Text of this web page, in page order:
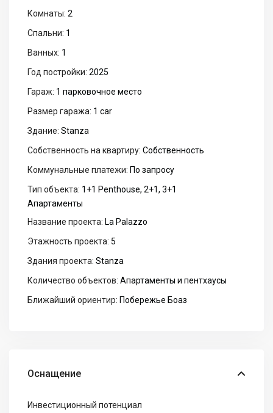
Комнаты: 2
Спальни: 1
Ванных: 1
Год постройки: 2025
Гараж: 1 парковочное место
Размер гаража: 1 car
Здание: Stanza
Собственность на квартиру: Собственность
Коммунальные платежи: По запросу
Тип объекта: 1+1 Penthouse, 2+1, 3+1
Апартаменты
Название проекта: La Palazzo
Этажность проекта: 5
Здания проекта: Stanza
Количество объектов: Апартаменты и пентхаусы
Ближайший ориентир: Побережье Боаз
Оснащение
Инвестиционный потенциал